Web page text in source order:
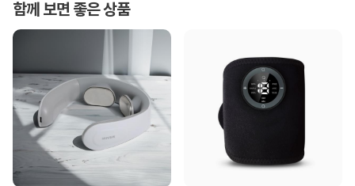
함께 보면 좋은 상품